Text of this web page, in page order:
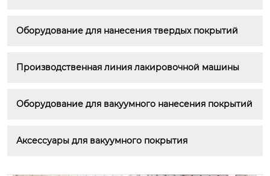
Оборудование для нанесения твердых покрытий
Производственная линия лакировочной машины
Оборудование для вакуумного нанесения покрытий
Аксессуары для вакуумного покрытия